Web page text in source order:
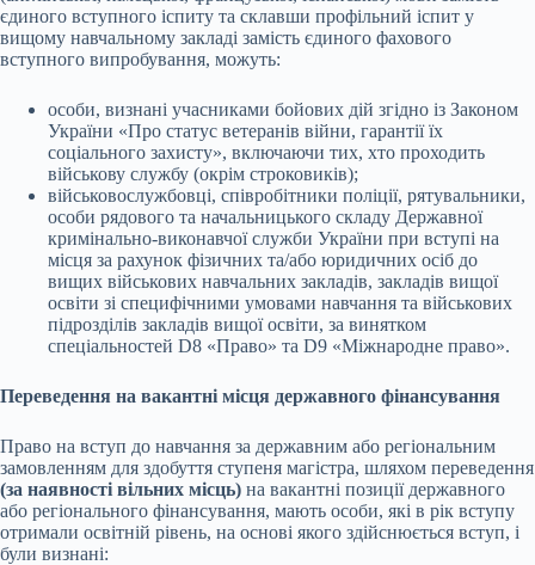
єдиного вступного іспиту та склавши профільний іспит у
вищому навчальному закладі замість єдиного фахового
вступного випробування, можуть:
особи, визнані учасниками бойових дій згідно із Законом
України «Про статус ветеранів війни, гарантії їх
соціального захисту», включаючи тих, хто проходить
військову службу (окрім строковиків);
військовослужбовці, співробітники поліції, рятувальники,
особи рядового та начальницького складу Державної
кримінально-виконавчої служби України при вступі на
місця за рахунок фізичних та/або юридичних осіб до
вищих військових навчальних закладів, закладів вищої
освіти зі специфічними умовами навчання та військових
підрозділів закладів вищої освіти, за винятком
спеціальностей D8 «Право» та D9 «Міжнародне право».
Переведення на вакантні місця державного фінансування
Право на вступ до навчання за державним або регіональним
замовленням для здобуття ступеня магістра, шляхом переведення
(за наявності вільних місць) на вакантні позиції державного
або регіонального фінансування, мають особи, які в рік вступу
отримали освітній рівень, на основі якого здійснюється вступ, і
були визнані: